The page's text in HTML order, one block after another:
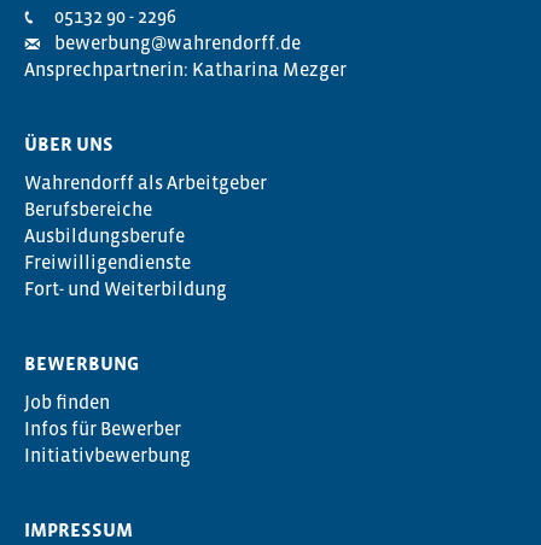
05132 90 - 2296
bewerbung@wahrendorff.de
Ansprechpartnerin: Katharina Mezger
ÜBER UNS
Wahrendorff als Arbeitgeber
Berufsbereiche
Ausbildungsberufe
Freiwilligendienste
Fort- und Weiterbildung
BEWERBUNG
Job finden
Infos für Bewerber
Initiativbewerbung
IMPRESSUM